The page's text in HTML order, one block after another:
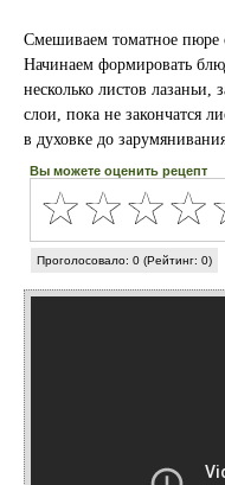
Смешиваем томатное пюре
Начинаем формировать
несколько листов лазаньи,
слои, пока не закончатся
в духовке до
Вы можете оценить рецепт
Проголосовало: 0 (Рейтинг: 0)